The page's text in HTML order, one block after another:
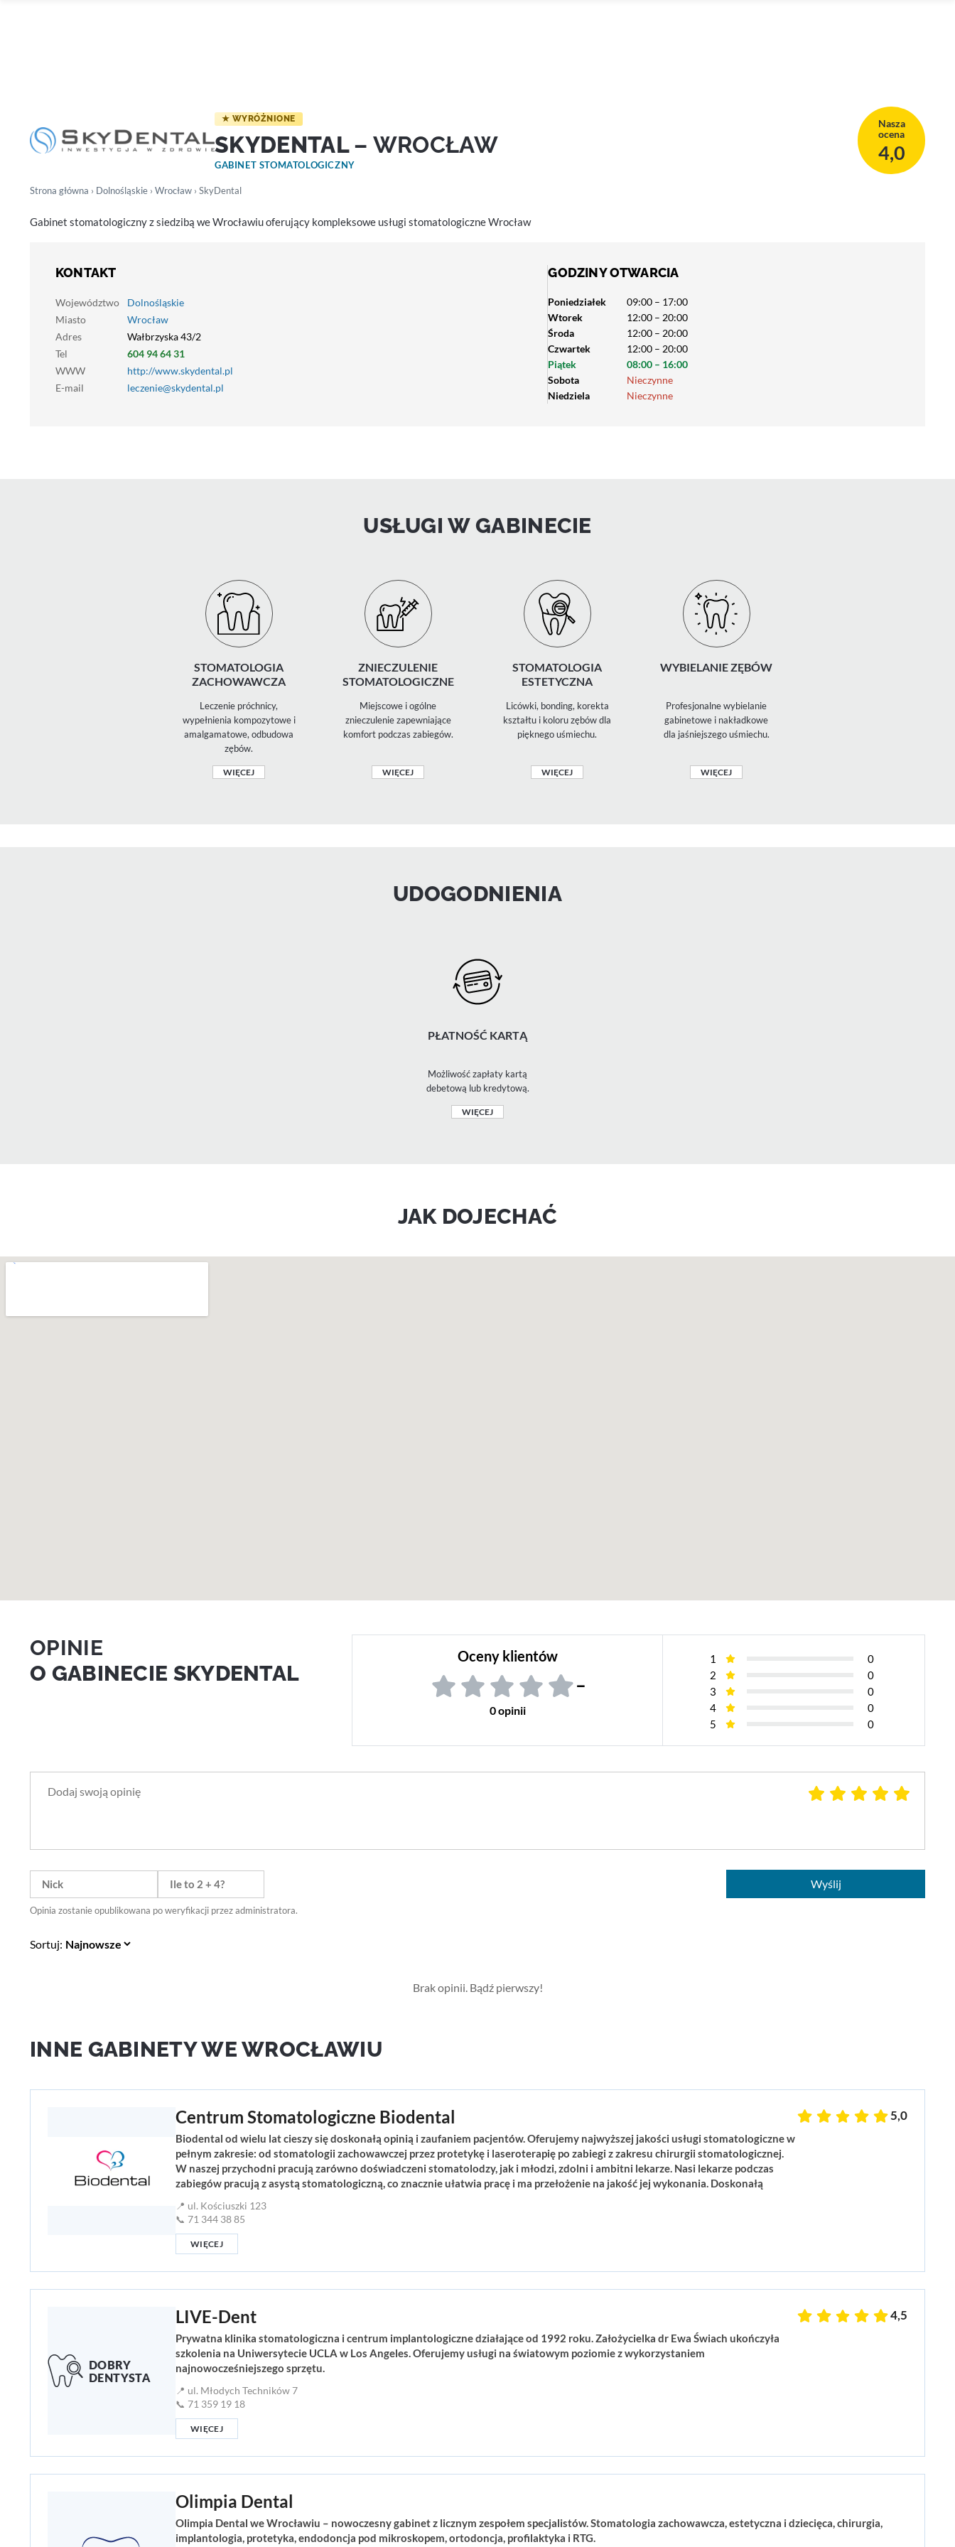
★ WYRÓŻNIONE
SKYDENTAL– WROCŁAW
GABINET STOMATOLOGICZNY
Nasza
ocena
4,0
Strona główna › Dolnośląskie › Wrocław › SkyDental
Gabinet stomatologiczny z siedzibą we Wrocławiu oferujący kompleksowe usługi stomatologiczne Wrocław
KONTAKT
Województwo
Dolnośląskie
Miasto
Wrocław
Adres
Wałbrzyska 43/2
Tel
604 94 64 31
WWW
http://www.skydental.pl
E-mail
leczenie@skydental.pl
GODZINY OTWARCIA
Poniedziałek
09:00 – 17:00
Wtorek
12:00 – 20:00
Środa
12:00 – 20:00
Czwartek
12:00 – 20:00
Piątek
08:00 – 16:00
Sobota
Nieczynne
Niedziela
Nieczynne
USŁUGI W GABINECIE
STOMATOLOGIA
ZACHOWAWCZA
Leczenie próchnicy,
wypełnienia kompozytowe i
amalgamatowe, odbudowa
zębów.
WIĘCEJ
ZNIECZULENIE
STOMATOLOGICZNE
Miejscowe i ogólne
znieczulenie zapewniające
komfort podczas zabiegów.
WIĘCEJ
STOMATOLOGIA
ESTETYCZNA
Licówki, bonding, korekta
kształtu i koloru zębów dla
pięknego uśmiechu.
WIĘCEJ
WYBIELANIE ZĘBÓW
Profesjonalne wybielanie
gabinetowe i nakładkowe
dla jaśniejszego uśmiechu.
WIĘCEJ
UDOGODNIENIA
PŁATNOŚĆ KARTĄ
Możliwość zapłaty kartą
debetową lub kredytową.
WIĘCEJ
JAK DOJECHAĆ
OPINIE
O GABINECIE SKYDENTAL
Oceny klientów
–
0 opinii
1
0
2
0
3
0
4
0
5
0
Wyślij
Opinia zostanie opublikowana po weryfikacji przez administratora.
Sortuj:
Brak opinii. Bądź pierwszy!
INNE GABINETY WE WROCŁAWIU
Centrum Stomatologiczne Biodental
Biodental od wielu lat cieszy się doskonałą opinią i zaufaniem pacjentów. Oferujemy najwyższej jakości usługi stomatologiczne w
pełnym zakresie: od stomatologii zachowawczej przez protetykę i laseroterapię po zabiegi z zakresu chirurgii stomatologicznej.
W naszej przychodni pracują zarówno doświadczeni stomatolodzy, jak i młodzi, zdolni i ambitni lekarze. Nasi lekarze podczas
zabiegów pracują z asystą stomatologiczną, co znacznie ułatwia pracę i ma przełożenie na jakość jej wykonania. Doskonałą
5,0
📍 ul. Kościuszki 123
📞 71 344 38 85
WIĘCEJ
LIVE-Dent
Prywatna klinika stomatologiczna i centrum implantologiczne działające od 1992 roku. Założycielka dr Ewa Świach ukończyła
szkolenia na Uniwersytecie UCLA w Los Angeles. Oferujemy usługi na światowym poziomie z wykorzystaniem
najnowocześniejszego sprzętu.
4,5
📍 ul. Młodych Techników 7
📞 71 359 19 18
WIĘCEJ
Olimpia Dental
Olimpia Dental we Wrocławiu – nowoczesny gabinet z licznym zespołem specjalistów. Stomatologia zachowawcza, estetyczna i dziecięca, chirurgia,
implantologia, protetyka, endodoncja pod mikroskopem, ortodoncja, profilaktyka i RTG.